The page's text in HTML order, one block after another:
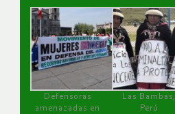
Defensoras
amenazadas en
Las Bambas,
Perú